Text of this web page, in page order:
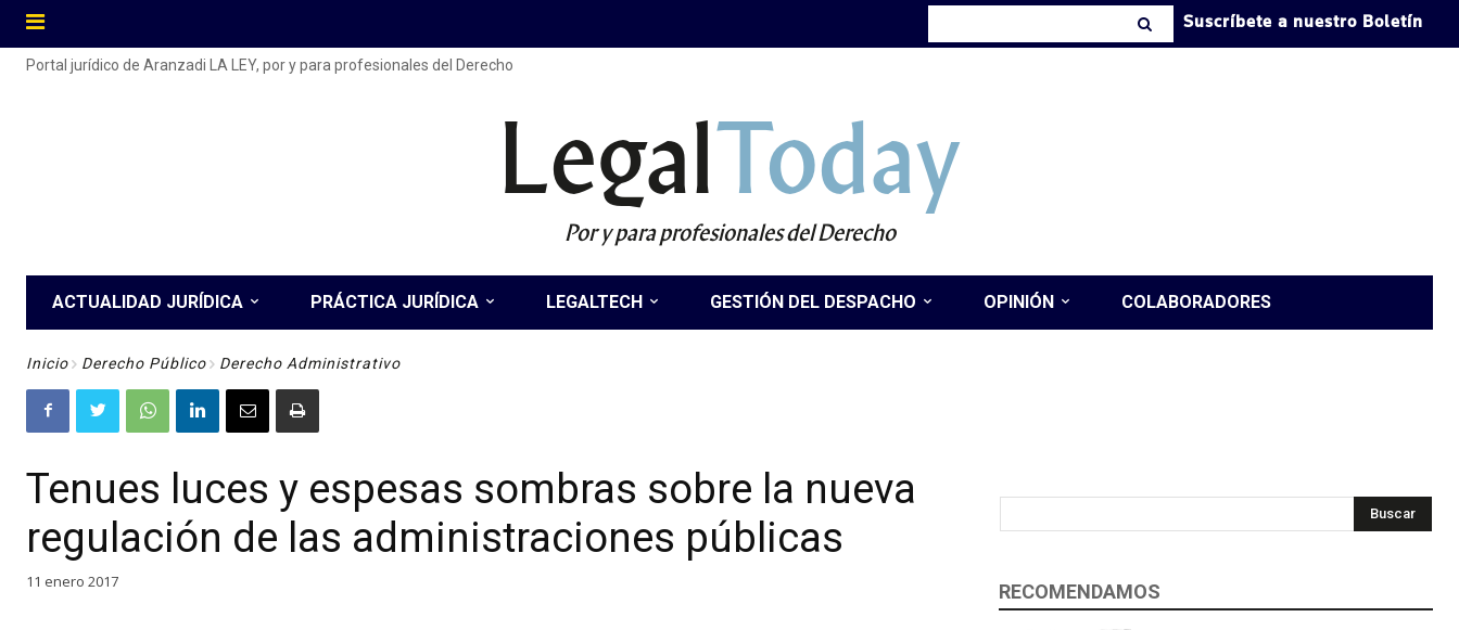
Suscríbete a nuestro Boletín
Portal jurídico de Aranzadi LA LEY, por y para profesionales del Derecho
LegalToday
Por y para profesionales del Derecho
ACTUALIDAD JURÍDICA PRÁCTICA JURÍDICA LEGALTECH GESTIÓN DEL DESPACHO OPINIÓN COLABORADORES
Inicio Derecho Público Derecho Administrativo
Tenues luces y espesas sombras sobre la nueva
regulación de las administraciones públicas
11 enero 2017
Buscar
RECOMENDAMOS